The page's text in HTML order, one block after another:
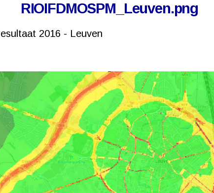
RIOIFDMOSPM_Leuven.png
2016 - Leuven